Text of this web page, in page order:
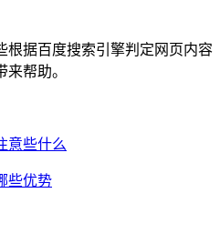
根据百度搜索引擎判定网页内容
帮助。
意些什么
些优势